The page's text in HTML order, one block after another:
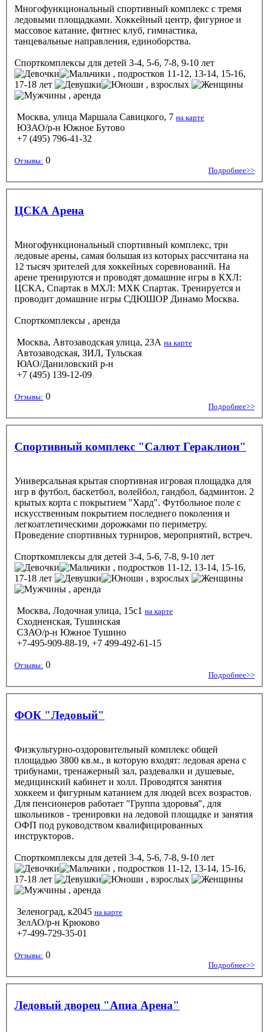
Многофункциональный спортивный комплекс с тремя
ледовыми площадками. Хоккейный центр, фигурное и
массовое катание, фитнес клуб, гимнастика,
танцевальные направления, единоборства.
Спорткомплексы для детей 3-4, 5-6, 7-8, 9-10 лет
, подростков 11-12, 13-14, 15-16,
17-18 лет
, взрослых
, аренда
Москва, улица Маршала Савицкого, 7 на карте
ЮЗАО/р-н Южное Бутово
+7 (495) 796-41-32
Отзывы: 0
Подробнее>>
ЦСКА Арена
Многофункциональный спортивный комплекс, три
ледовые арены, самая большая из которых рассчитана на
12 тысяч зрителей для хоккейных соревнований. На
арене тренируются и проводят домашние игры в КХЛ:
ЦСКА, Спартак в МХЛ: МХК Спартак. Тренируется и
проводит домашние игры СДЮШОР Динамо Москва.
Спорткомплексы , аренда
Москва, Автозаводская улица, 23А на карте
Автозаводская, ЗИЛ, Тульская
ЮАО/Даниловский р-н
+7 (495) 139-12-09
Отзывы: 0
Подробнее>>
Спортивный комплекс "Салют Гераклион"
Универсальная крытая спортивная игровая площадка для
игр в футбол, баскетбол, волейбол, гандбол, бадминтон. 2
крытых корта с покрытием "Хард". Футбольное поле с
искусственным покрытием последнего поколения и
легкоатлетическими дорожками по периметру.
Проведение спортивных турниров, мероприятий, встреч.
Спорткомплексы для детей 3-4, 5-6, 7-8, 9-10 лет
, подростков 11-12, 13-14, 15-16,
17-18 лет
, взрослых
, аренда
Москва, Лодочная улица, 15с1 на карте
Сходненская, Тушинская
СЗАО/р-н Южное Тушино
+7-495-909-88-19, +7 499-492-61-15
Отзывы: 0
Подробнее>>
ФОК "Ледовый"
Физкультурно-оздоровительный комплекс общей
площадью 3800 кв.м., в которую входят: ледовая арена с
трибунами, тренажерный зал, раздевалки и душевые,
медицинский кабинет и холл. Проводятся занятия
хоккеем и фигурным катанием для людей всех возрастов.
Для пенсионеров работает "Группа здоровья", для
школьников - тренировки на ледовой площадке и занятия
ОФП под руководством квалифицированных
инструкторов.
Спорткомплексы для детей 3-4, 5-6, 7-8, 9-10 лет
, подростков 11-12, 13-14, 15-16,
17-18 лет
, взрослых
, аренда
Зеленоград, к2045 на карте
ЗелАО/р-н Крюково
+7-499-729-35-01
Отзывы: 0
Подробнее>>
Ледовый дворец "Апиа Арена"